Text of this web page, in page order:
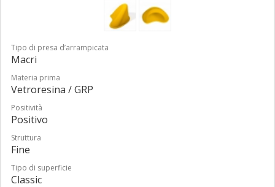
Tipo di presa d’arrampicata
Macri
Materia prima
Vetroresina / GRP
Positività
Positivo
Struttura
Fine
Tipo di superficie
Classic